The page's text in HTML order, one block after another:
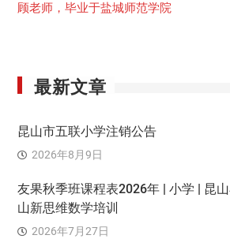
顾老师，毕业于盐城师范学院
最新文章
昆山市五联小学注销公告
2026年8月9日
友果秋季班课程表2026年 | 小学 | 昆
山新思维数学培训
2026年7月27日